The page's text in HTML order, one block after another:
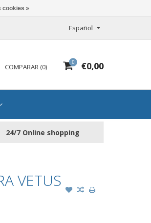
Español
0 €0,00
COMPARAR (0)
24/7 Online shopping
VETUS
cookies »